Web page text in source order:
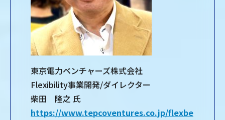
東京電力ベンチャーズ株式会社
Flexibility事業開発/ダイレクター
柴田 隆之 氏
https://www.tepcoventures.co.jp/flexbe